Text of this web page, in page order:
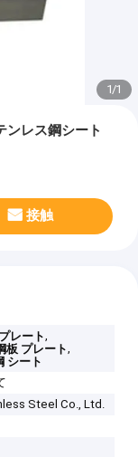
1/1
ンレス鋼シート
接触
レート,
板 プレート,
シート
Steel Co., Ltd.